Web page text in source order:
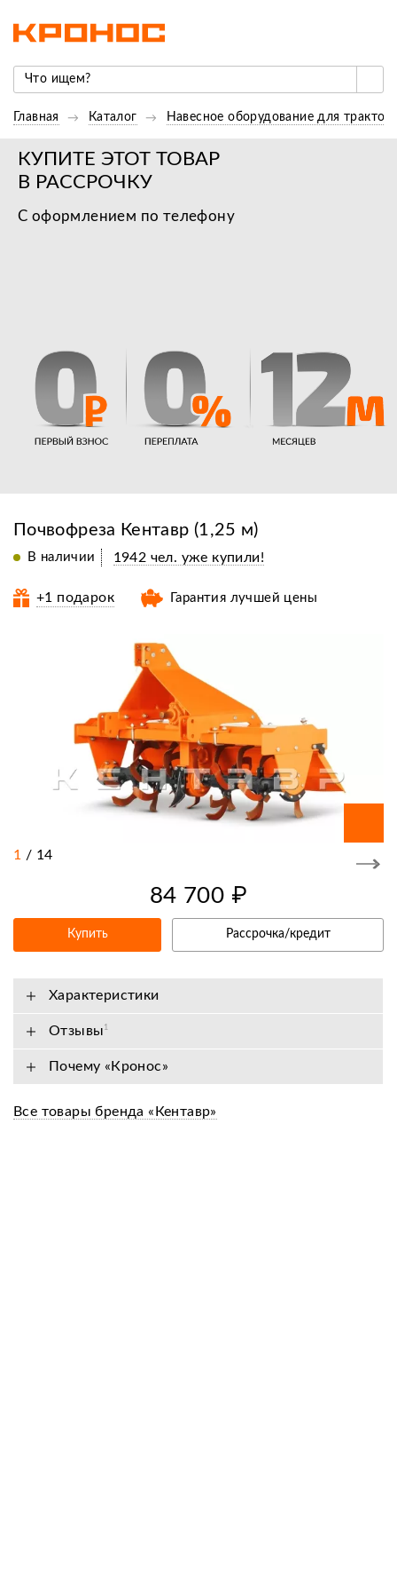
Главная Каталог Навесное оборудование для
КУПИТЕ ЭТОТ ТОВАР
В РАССРОЧКУ
С оформлением по телефону
Почвофреза Кентавр (1,25 м)
В наличии 1942 чел. уже купили!
+1 подарок Гарантия лучшей цены
1 / 14
84 700 ₽
Купить Рассрочка/кредит
Характеристики
Отзывы 1
Почему «Кронос»
Все товары бренда «Кентавр»